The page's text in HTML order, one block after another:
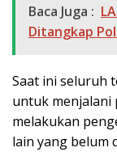
Baca Juga :
Ditangkap
Saat ini seluruh
untuk menjalani
melakukan
lain yang belum